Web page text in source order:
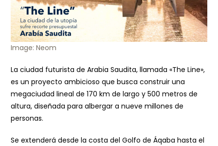
Image: Neom
La ciudad futurista de Arabia Saudita, llamada «The Line»,
es un proyecto ambicioso que busca construir una
megaciudad lineal de 170 km de largo y 500 metros de
altura, diseñada para albergar a nueve millones de
personas.
Se extenderá desde la costa del Golfo de Áqaba hasta el